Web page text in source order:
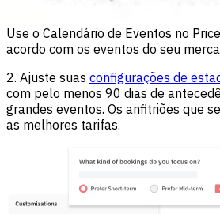
Use o Calendário de Eventos no
acordo com os eventos do seu
2. Ajuste suas configurações de
com pelo menos 90 dias de
grandes eventos. Os anfitriões que
as melhores tarifas.